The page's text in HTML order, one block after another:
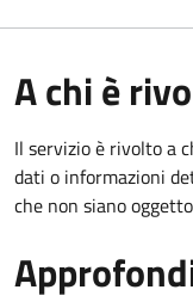
A chi è
Il servizio è rivolto a
dati o informazioni
che non siano